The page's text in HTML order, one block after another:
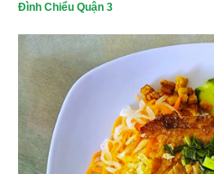
TOP QUÁN ĂN
ĐỊA ĐIỂM ĂN UỐNG HÀ NỘI
Đình Chiểu Quận 3